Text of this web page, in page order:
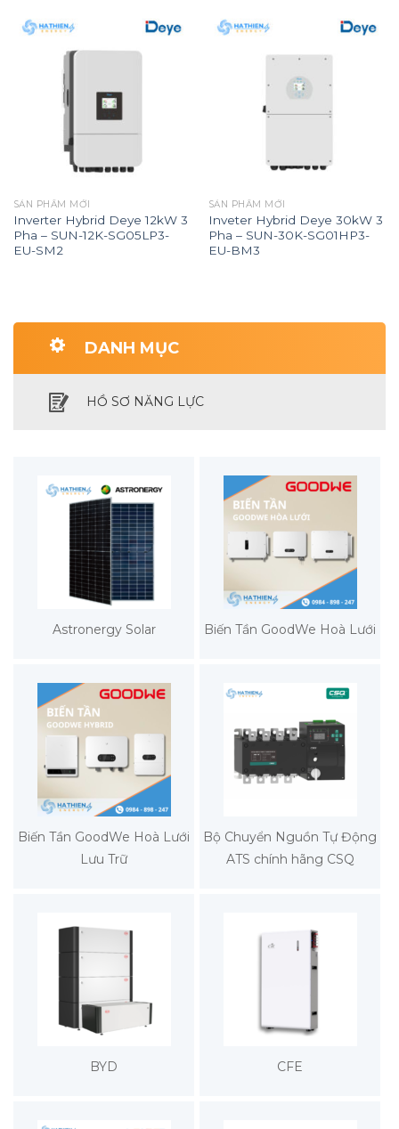
SẢN PHẨM MỚI
Inverter Hybrid Deye 12kW 3
Pha – SUN-12K-SG05LP3-
EU-SM2
SẢN PHẨM MỚI
Inveter Hybrid Deye 30kW 3
Pha – SUN-30K-SG01HP3-
EU-BM3
DANH MỤC
HỒ SƠ NĂNG LỰC
Astronergy Solar Biến Tần GoodWe Hoà Lưới
Biến Tần GoodWe Hoà Lưới
Lưu Trữ
Bộ Chuyển Nguồn Tự Động
ATS chính hãng CSQ
BYD CFE